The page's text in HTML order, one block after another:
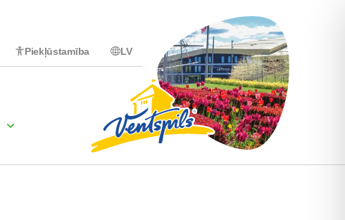
Piekļūstamība LV